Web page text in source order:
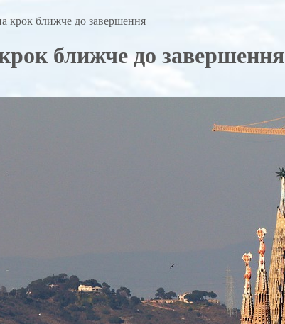
крок ближче до завершення
ближче до завершення